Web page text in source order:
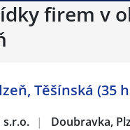
firem v
Těšínská (35
s.r.o. | Doubravka,